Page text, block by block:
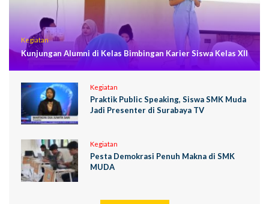
Kegiatan
Kunjungan Alumni di Kelas Bimbingan Karier Siswa Kelas XII
Kegiatan
Praktik Public Speaking, Siswa SMK Muda
Jadi Presenter di Surabaya TV
Kegiatan
Pesta Demokrasi Penuh Makna di SMK
MUDA